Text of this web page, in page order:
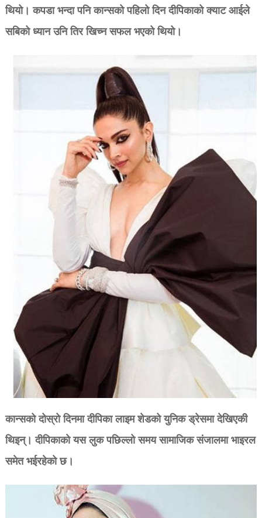
थियो। कपडा भन्दा पनि कान्सको पहिलो दिन दीपिकाको क्याट आईले
सबिको ध्यान उनि तिर खिच्न सफल भएको थियो।
कान्सको दोस्रो दिनमा दीपिका लाइम शेडको युनिक ड्रेसमा देखिएकी
थिइन्। दीपिकाको यस लुक पछिल्लो समय सामाजिक संजालमा भाइरल
समेत भईरहेको छ।